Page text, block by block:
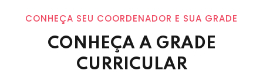
CONHEÇA SEU COORDENADOR E SUA GRADE
CONHEÇA A GRADE
CURRICULAR